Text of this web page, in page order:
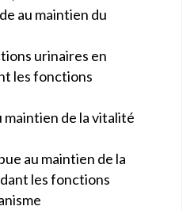
au maintien du
urinaires en
les fonctions
de la vitalité
au maintien de la
les fonctions